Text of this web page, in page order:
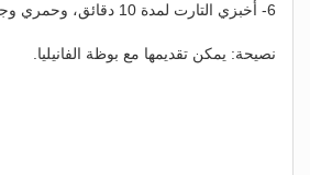
6- أخبزي التارت لمدة 10 دقائق، وحمري وجهها لخمس دقائق.
نصيحة: يمكن تقديمها مع بوظة الفانيليا.